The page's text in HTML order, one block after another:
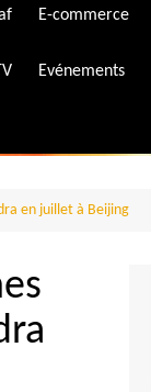
E-commerce
Evénements
en juillet à Beijing